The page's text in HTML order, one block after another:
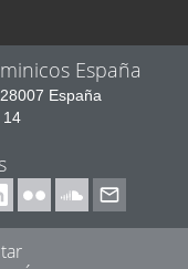
España
España
14